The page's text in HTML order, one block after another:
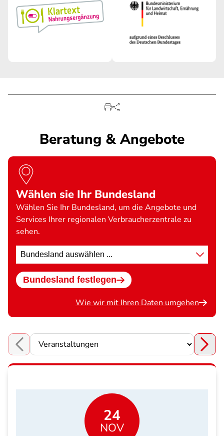
Beratung & Angebote
Wählen sie Ihr Bundesland
Wählen Sie Ihr Bundesland, um die Angebote und
Services Ihrer regionalen Verbraucherzentrale zu
sehen.
Standort
wählen
Bundesland festlegen
Wie wir mit Ihren Daten umgehen
Choose a section
24
NOV